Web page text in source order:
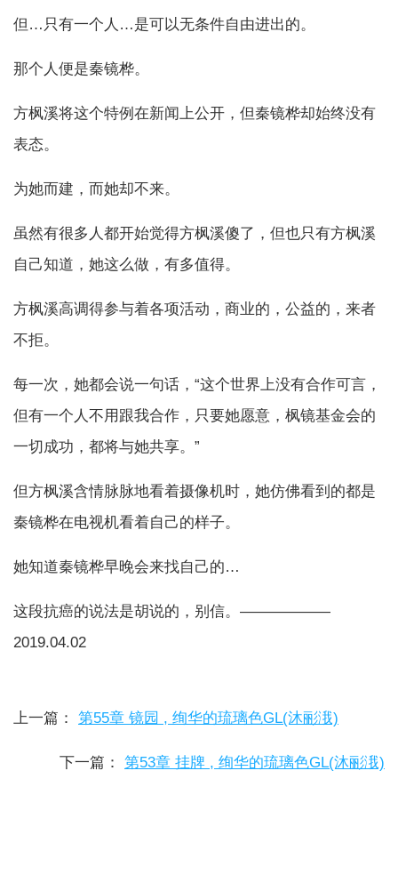
但…只有一个人…是可以无条件自由进出的。
那个人便是秦镜桦。
方枫溪将这个特例在新闻上公开，但秦镜桦却始终没有
表态。
为她而建，而她却不来。
虽然有很多人都开始觉得方枫溪傻了，但也只有方枫溪
自己知道，她这么做，有多值得。
方枫溪高调得参与着各项活动，商业的，公益的，来者
不拒。
每一次，她都会说一句话，“这个世界上没有合作可言，
但有一个人不用跟我合作，只要她愿意，枫镜基金会的
一切成功，都将与她共享。”
但方枫溪含情脉脉地看着摄像机时，她仿佛看到的都是
秦镜桦在电视机看着自己的样子。
她知道秦镜桦早晚会来找自己的…
这段抗癌的说法是胡说的，别信。——————
2019.04.02
上一篇： 第55章 镜园 , 绚华的琉璃色GL(沐彨涐)
下一篇： 第53章 挂牌 , 绚华的琉璃色GL(沐彨涐)